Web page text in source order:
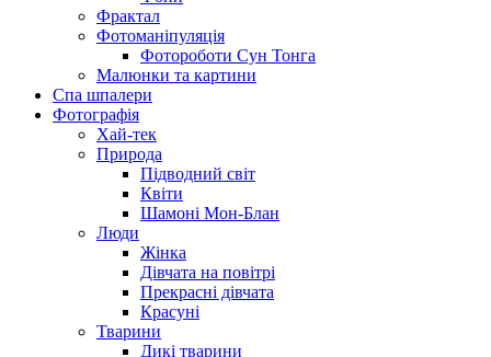
Фрактал
Фотоманіпуляція
Фотороботи Сун Тонга
Малюнки та картини
Спа шпалери
Фотографія
Хай-тек
Природа
Підводний світ
Квіти
Шамоні Мон-Блан
Люди
Жінка
Дівчата на повітрі
Прекрасні дівчата
Красуні
Тварини
Дикі тварини